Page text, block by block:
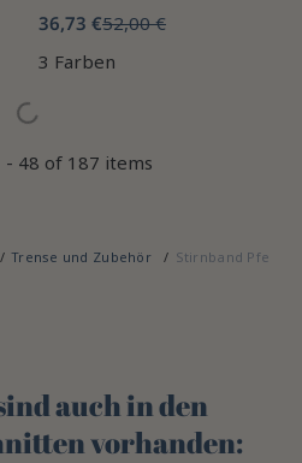
36,73 €52,00 €
3 Farben
- 48 of 187 items
Trense und Zubehör Stirnband Pferd
auch in den
vorhanden: